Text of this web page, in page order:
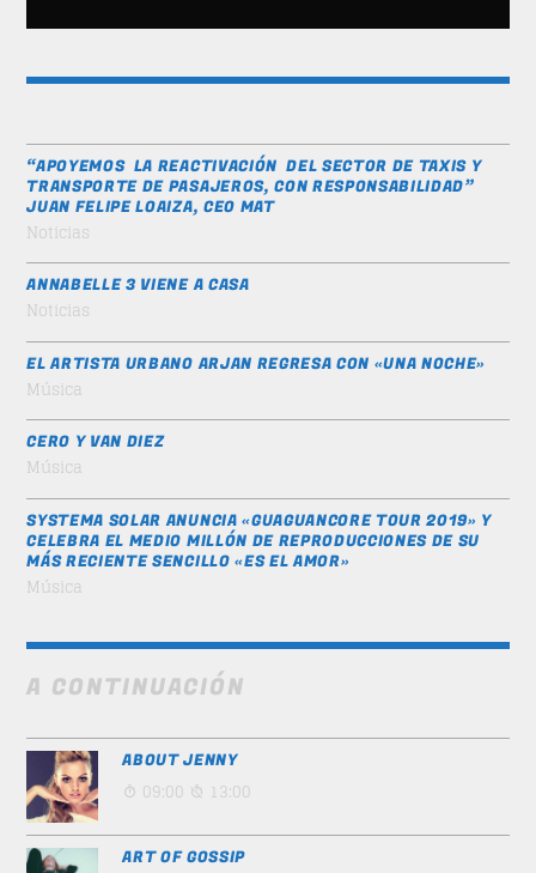
“APOYEMOS LA REACTIVACIÓN DEL SECTOR DE TAXIS Y
TRANSPORTE DE PASAJEROS, CON RESPONSABILIDAD”
JUAN FELIPE LOAIZA, CEO MAT
Noticias
ANNABELLE 3 VIENE A CASA
Noticias
EL ARTISTA URBANO ARJAN REGRESA CON «UNA NOCHE»
Música
CERO Y VAN DIEZ
Música
SYSTEMA SOLAR ANUNCIA «GUAGUANCORE TOUR 2019» Y
CELEBRA EL MEDIO MILLÓN DE REPRODUCCIONES DE SU
MÁS RECIENTE SENCILLO «ES EL AMOR»
Música
A CONTINUACIÓN
ABOUT JENNY
09:00 13:00
ART OF GOSSIP